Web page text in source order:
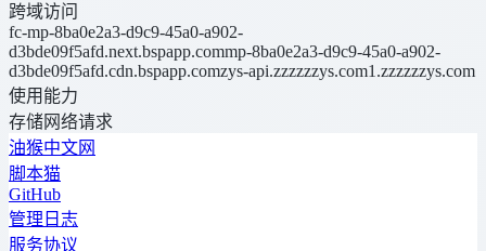
跨域访问
fc-mp-8ba0e2a3-d9c9-45a0-a902-
d3bde09f5afd.next.bspapp.commp-8ba0e2a3-d9c9-45a0-a902-
d3bde09f5afd.cdn.bspapp.comzys-api.zzzzzzys.com1.zzzzzzys.com
使用能力
存储网络请求
油猴中文网
脚本猫
GitHub
管理日志
服务协议